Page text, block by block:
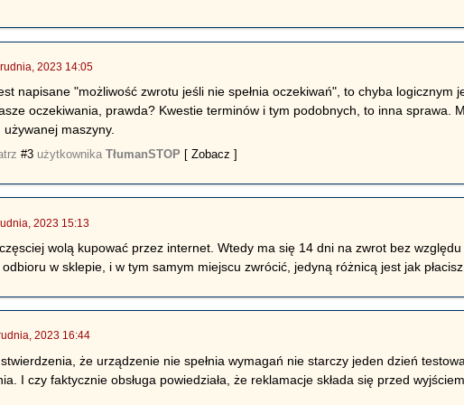
2023 14:05
napisane "możliwość zwrotu jeśli nie spełnia oczekiwań", to chyba logicznym
oczekiwania, prawda? Kwestie terminów i tym podobnych, to inna sprawa.
maszyny.
#3 użytkownikaTłumanSTOP [ Zobacz ]
2023 15:13
wolą kupować przez internet. Wtedy ma się 14 dni na zwrot bez względu
w sklepie, i w tym samym miejscu zwrócić, jedyną różnicą jest jak płacisz
2023 16:44
że urządzenie nie spełnia wymagań nie starczy jeden dzień
I czy faktycznie obsługa powiedziała, że reklamacje składa się przed